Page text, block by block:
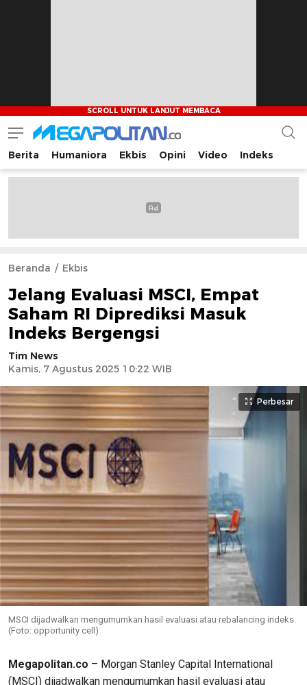
Megapolitan.co
Menyajikan berita-berita fakta bagi pembaca
Berita Humaniora Ekbis Opini Video Indeks
Beranda Ekbis
Jelang Evaluasi MSCI, Empat
Saham RI Diprediksi Masuk
Indeks Bergengsi
Tim News
Kamis, 7 Agustus 2025 10:22 WIB
Perbesar
MSCI dijadwalkan mengumumkan hasil evaluasi atau rebalancing indeks.
(Foto: opportunity cell)
Megapolitan.co – Morgan Stanley Capital International
(MSCI) dijadwalkan mengumumkan hasil evaluasi atau